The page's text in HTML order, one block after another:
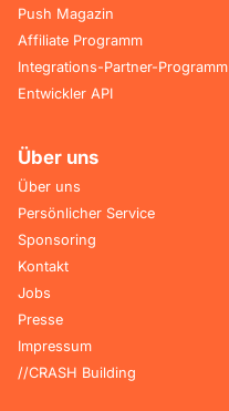
Push Magazin
Affiliate Programm
Integrations-Partner-Programm
Entwickler API
Über uns
Über uns
Persönlicher Service
Sponsoring
Kontakt
Jobs
Presse
Impressum
//CRASH Building